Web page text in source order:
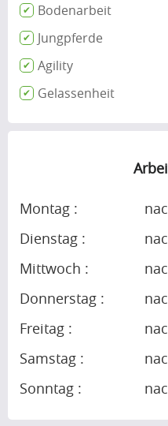
Bodenarbeit
Jungpferde
Agility
Gelassenheit
Montag :
Dienstag :
Mittwoch :
Donnerstag :
Freitag :
Samstag :
Sonntag :